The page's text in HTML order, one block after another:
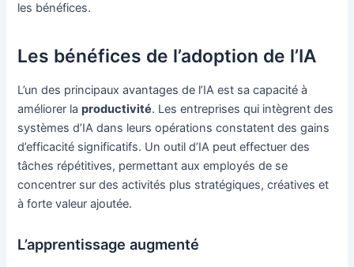
les bénéfices.
Les bénéfices de l’adoption de l’IA
L’un des principaux avantages de l’IA est sa capacité à
améliorer laproductivité. Les entreprises qui intègrent des
systèmes d’IA dans leurs opérations constatent des gains
d’efficacité significatifs. Un outil d’IA peut effectuer des
tâches répétitives, permettant aux employés de se
concentrer sur des activités plus stratégiques, créatives et
à forte valeur ajoutée.
L’apprentissage augmenté